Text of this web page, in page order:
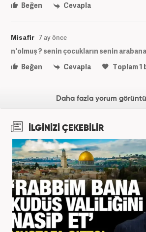
Beğen
Cevapla
Misafir 7 ay önce
n'olmuş ? senin çocukların senin
Beğen
Cevapla Toplam1
Daha fazla yorum
İLGİNİZİ ÇEKEBİLİR